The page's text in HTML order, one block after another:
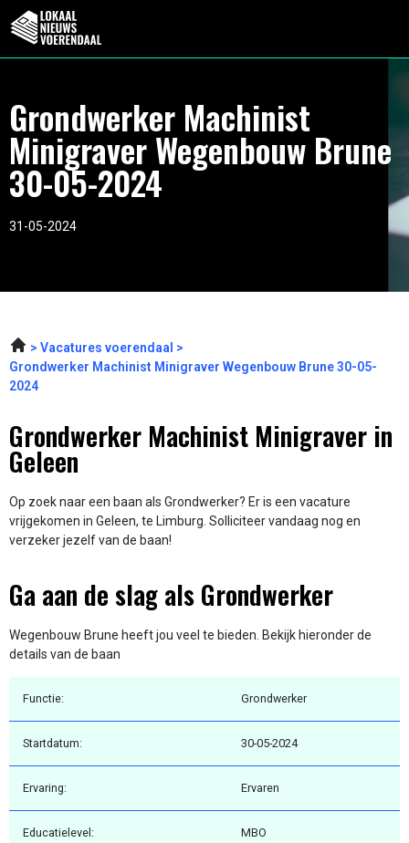
Grondwerker Machinist
Minigraver Wegenbouw Brune
30-05-2024
31-05-2024
Vacatures voerendaal
Grondwerker Machinist Minigraver Wegenbouw Brune 30-05-
2024
Grondwerker Machinist Minigraver in
Geleen
Op zoek naar een baan als Grondwerker? Er is een vacature
vrijgekomen in Geleen, te Limburg. Solliciteer vandaag nog en
verzeker jezelf van de baan!
Ga aan de slag als Grondwerker
Wegenbouw Brune heeft jou veel te bieden. Bekijk hieronder de
details van de baan
Functie: Grondwerker
Startdatum: 30-05-2024
Ervaring: Ervaren
Educatielevel: MBO